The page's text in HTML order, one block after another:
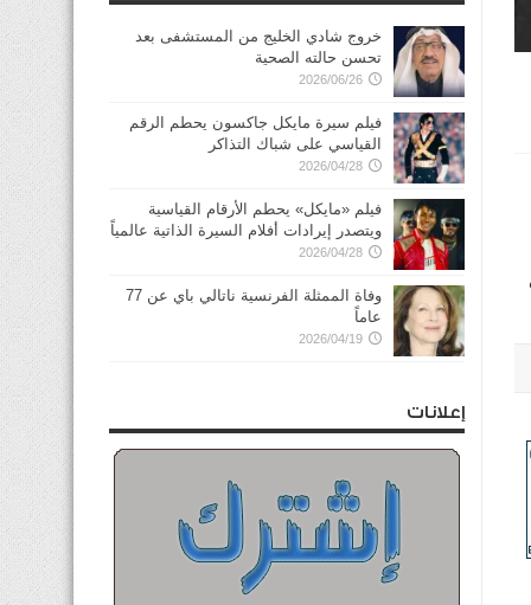
خروج شادي الخليج من المستشفى بعد
تحسن حالته الصحية
2026/06/26
فيلم سيرة مايكل جاكسون يحطم الرقم
القياسي على شباك التذاكر
2026/04/28
فيلم «مايكل» يحطم الأرقام القياسية
ويتصدر إيرادات أفلام السيرة الذاتية عالمياً
2026/04/28
وفاة الممثلة الفرنسية ناتالي باي عن 77
عاماً
2026/04/19
إعلانات